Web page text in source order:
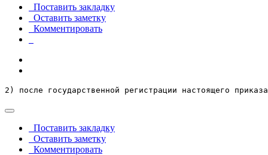
Поставить закладку
Оставить заметку
Комментировать
2) после государственной регистрации настоящего
Поставить закладку
Оставить заметку
Комментировать